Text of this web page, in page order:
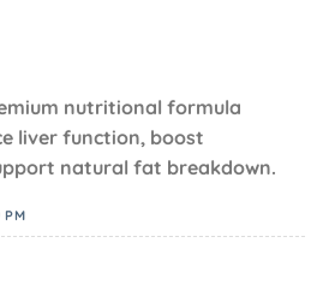
nutritional formula
liver function, boost
natural fat breakdown.
PM